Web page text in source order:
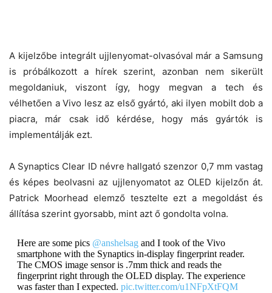
A kijelzőbe integrált ujjlenyomat-olvasóval már a Samsung
is próbálkozott a hírek szerint, azonban nem sikerült
megoldaniuk, viszont így, hogy megvan a tech és
vélhetően a Vivo lesz az első gyártó, aki ilyen mobilt dob a
piacra, már csak idő kérdése, hogy más gyártók is
implementálják ezt.
A Synaptics Clear ID névre hallgató szenzor 0,7 mm vastag
és képes beolvasni az ujjlenyomatot az OLED kijelzőn át.
Patrick Moorhead elemző tesztelte ezt a megoldást és
állítása szerint gyorsabb, mint azt ő gondolta volna.
Here are some pics @anshelsagand I took of the Vivo
smartphone with the Synaptics in-display fingerprint reader.
The CMOS image sensor is .7mm thick and reads the
fingerprint right through the OLED display. The experience
was faster than I expected. pic.twitter.com/u1NFpXtFQM